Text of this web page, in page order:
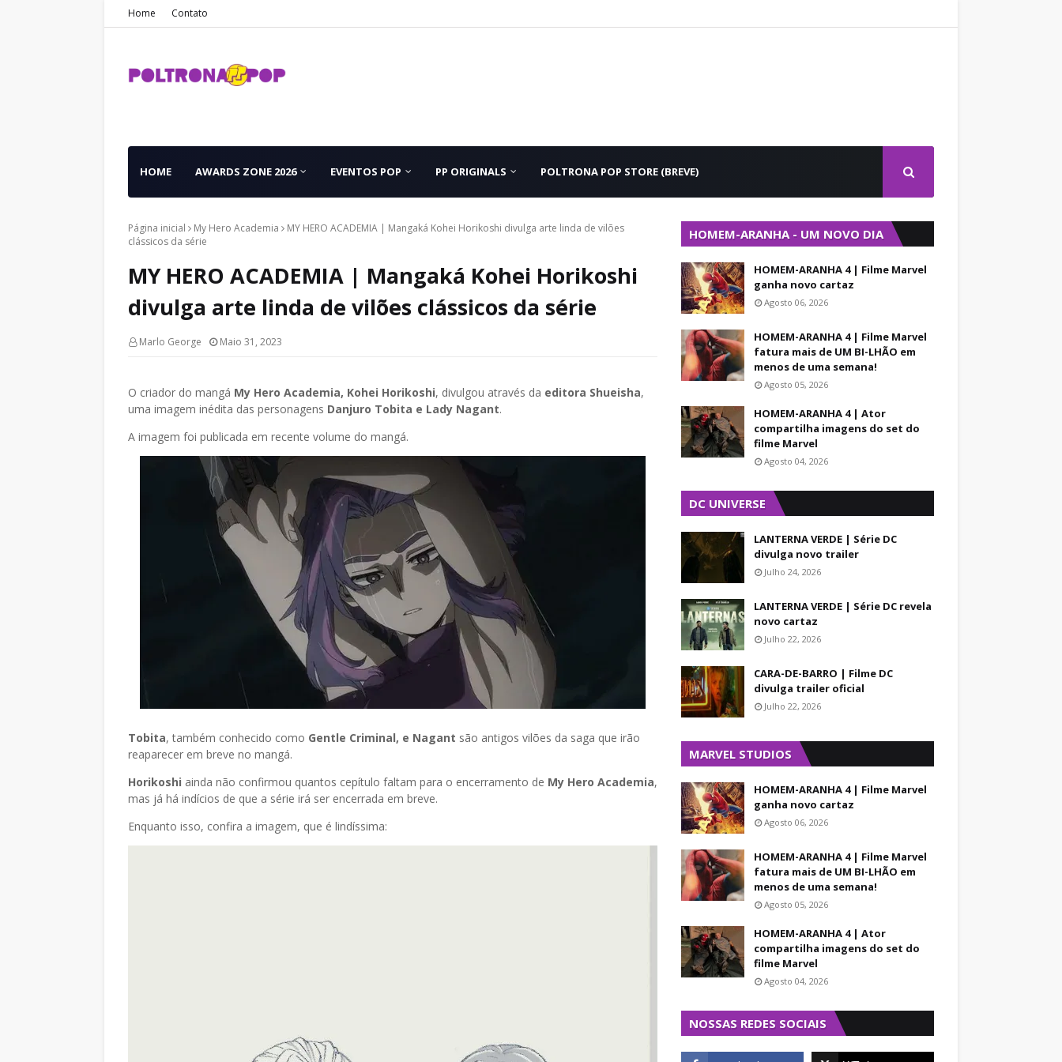
Home Contato
HOME AWARDS ZONE 2026 EVENTOS POP PP ORIGINALS POLTRONA POP STORE (BREVE)
Página inicial My Hero Academia
MY HERO ACADEMIA | Mangaká Kohei Horikoshi divulga arte linda de vilões
clássicos da série
MY HERO ACADEMIA | Mangaká Kohei Horikoshi
divulga arte linda de vilões clássicos da série
Marlo George Maio 31, 2023
O criador do mangá My Hero Academia, Kohei Horikoshi, divulgou através da editora Shueisha,
uma imagem inédita das personagens Danjuro Tobita e Lady Nagant.
A imagem foi publicada em recente volume do mangá.
Tobita, também conhecido como Gentle Criminal, e Nagant são antigos vilões da saga que irão
reaparecer em breve no mangá.
Horikoshi ainda não confirmou quantos cepítulo faltam para o encerramento de My Hero Academia,
mas já há indícios de que a série irá ser encerrada em breve.
Enquanto isso, confira a imagem, que é lindíssima:
HOMEM-ARANHA - UM NOVO DIA
HOMEM-ARANHA 4 | Filme Marvel
ganha novo cartaz
Agosto 06, 2026
HOMEM-ARANHA 4 | Filme Marvel
fatura mais de UM BI-LHÃO em
menos de uma semana!
Agosto 05, 2026
HOMEM-ARANHA 4 | Ator
compartilha imagens do set do
filme Marvel
Agosto 04, 2026
DC UNIVERSE
LANTERNA VERDE | Série DC
divulga novo trailer
Julho 24, 2026
LANTERNA VERDE | Série DC revela
novo cartaz
Julho 22, 2026
CARA-DE-BARRO | Filme DC
divulga trailer oficial
Julho 22, 2026
MARVEL STUDIOS
HOMEM-ARANHA 4 | Filme Marvel
ganha novo cartaz
Agosto 06, 2026
HOMEM-ARANHA 4 | Filme Marvel
fatura mais de UM BI-LHÃO em
menos de uma semana!
Agosto 05, 2026
HOMEM-ARANHA 4 | Ator
compartilha imagens do set do
filme Marvel
Agosto 04, 2026
NOSSAS REDES SOCIAIS